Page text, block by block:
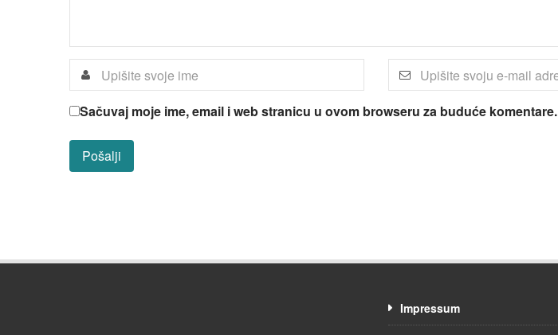
Sačuvaj moje ime, email i web stranicu u ovom browseru za buduće komentare.
Impressum